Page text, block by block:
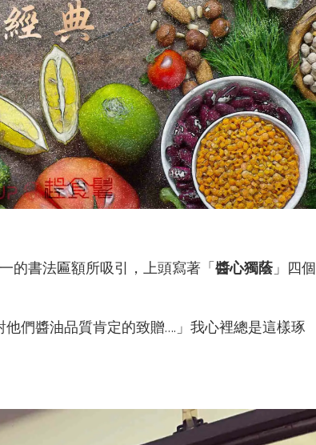
的書法匾額所吸引，上頭寫著「 醬心獨蔭 」四個
們醬油品質肯定的致贈….」我心裡總是這樣琢